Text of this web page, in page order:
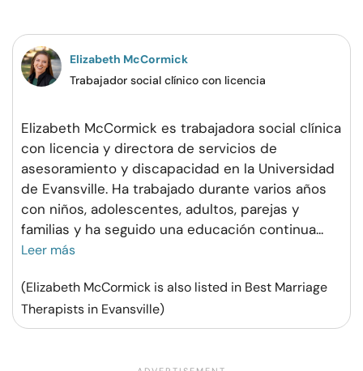
Elizabeth McCormick
Trabajador social clínico con licencia
Elizabeth McCormick es trabajadora social clínica
con licencia y directora de servicios de
asesoramiento y discapacidad en la Universidad
de Evansville. Ha trabajado durante varios años
con niños, adolescentes, adultos, parejas y
familias y ha seguido una educación continua...
Leer más
(Elizabeth McCormick is also listed in Best Marriage
Therapists in Evansville)